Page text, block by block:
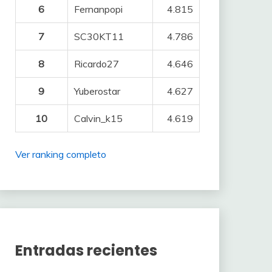
6 Fernanpopi 4.815
7 SC30KT11 4.786
8 Ricardo27 4.646
9 Yuberostar 4.627
10 Calvin_k15 4.619
Ver ranking completo
Entradas recientes